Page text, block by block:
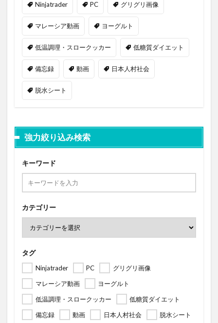
Ninjatrader PC グリグリ画像
マレーシア動画 ヨーグルト
低温調理・スロークッカー 低糖質ダイエット
備忘録 動画 日本人村社会
脱水シート
強力絞り込み検索
キーワード
カテゴリー
タグ
Ninjatrader PC
グリグリ画像
マレーシア動画
ヨーグルト
低温調理・スロークッカー
低糖質ダイエット
備忘録
動画 日本人村社会 脱水シート